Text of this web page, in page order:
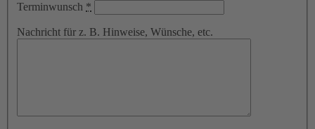
Terminwunsch *
Nachricht für z. B. Hinweise, Wünsche, etc.